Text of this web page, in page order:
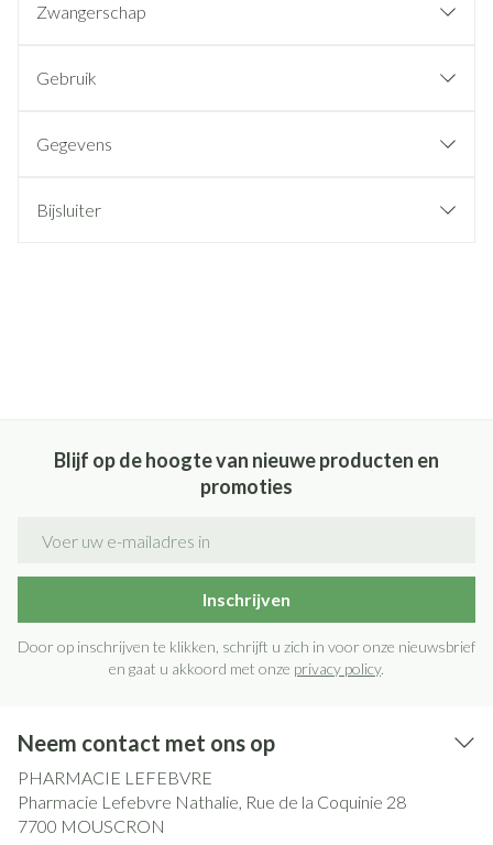
Zwangerschap
Gebruik
Gegevens
Bijsluiter
Blijf op de hoogte van nieuwe producten en
promoties
Inschrijven
Door op inschrijven te klikken, schrijft u zich in voor onze nieuwsbrief
en gaat u akkoord met onze privacy policy.
Neem contact met ons op
PHARMACIE LEFEBVRE
Pharmacie Lefebvre Nathalie, Rue de la Coquinie 28
7700 MOUSCRON